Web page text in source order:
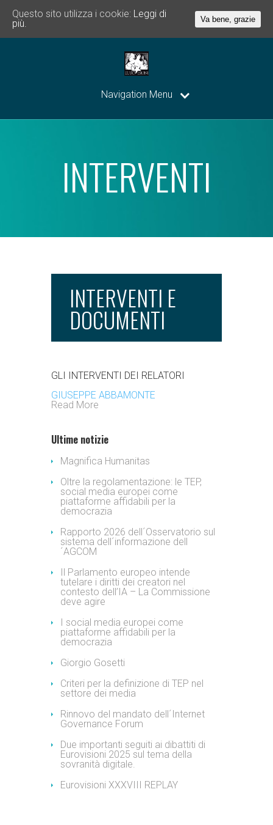
Navigation Menu
INTERVENTI
INTERVENTI E
DOCUMENTI
GLI INTERVENTI DEI RELATORI
GIUSEPPE ABBAMONTE
Read More
Ultime notizie
Magnifica Humanitas
Oltre la regolamentazione: le TEP,
social media europei come
piattaforme affidabili per la
democrazia
Rapporto 2026 dell´Osservatorio sul
sistema dell´informazione dell
´AGCOM
Il Parlamento europeo intende
tutelare i diritti dei creatori nel
contesto dell’IA – La Commissione
deve agire
I social media europei come
piattaforme affidabili per la
democrazia
Giorgio Gosetti
Criteri per la definizione di TEP nel
settore dei media
Rinnovo del mandato dell´Internet
Governance Forum
Due importanti seguiti ai dibattiti di
Eurovisioni 2025 sul tema della
sovranità digitale.
Eurovisioni XXXVIII REPLAY
Questo sito utilizza i cookie: Leggi di
più.
Va bene, grazie